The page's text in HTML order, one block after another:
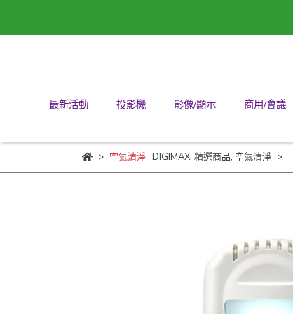
最新活動 投影機 影像/顯示 商用/會議
空氣清淨, DIGIMAX, 精選商品, 空氣清淨